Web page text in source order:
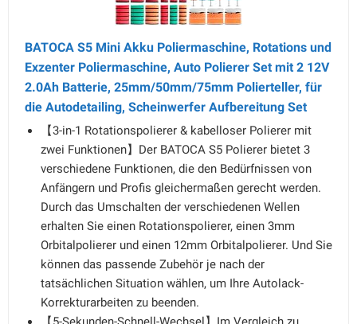
BATOCA S5 Mini Akku Poliermaschine, Rotations und
Exzenter Poliermaschine, Auto Polierer Set mit 2 12V
2.0Ah Batterie, 25mm/50mm/75mm Polierteller, für
die Autodetailing, Scheinwerfer Aufbereitung Set
【3-in-1 Rotationspolierer & kabelloser Polierer mit
zwei Funktionen】Der BATOCA S5 Polierer bietet 3
verschiedene Funktionen, die den Bedürfnissen von
Anfängern und Profis gleichermaßen gerecht werden.
Durch das Umschalten der verschiedenen Wellen
erhalten Sie einen Rotationspolierer, einen 3mm
Orbitalpolierer und einen 12mm Orbitalpolierer. Und Sie
können das passende Zubehör je nach der
tatsächlichen Situation wählen, um Ihre Autolack-
Korrekturarbeiten zu beenden.